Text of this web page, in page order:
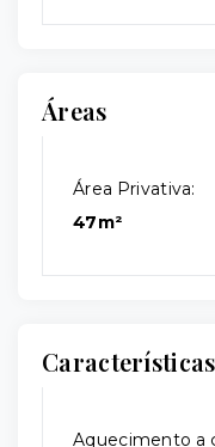
Áreas
Área Privativa:
47m²
Características
Aquecimento a